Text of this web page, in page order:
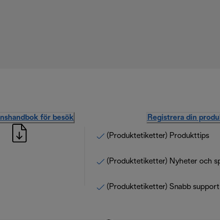
för besök Registrera din
(Produktetiketter) Produkttips
(Produktetiketter) Nyheter och
(Produktetiketter) Snabb support